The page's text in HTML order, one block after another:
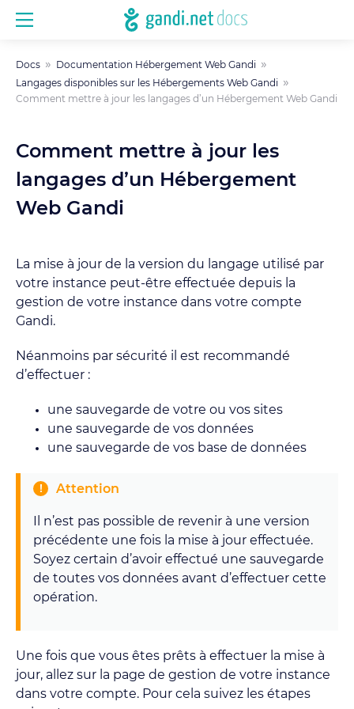
Docs
Documentation Hébergement Web Gandi
Langages disponibles sur les Hébergements Web Gandi
Comment mettre à jour les langages d’un Hébergement Web Gandi
Comment mettre à jour les
langages d’un Hébergement
Web Gandi
La mise à jour de la version du langage utilisé par
votre instance peut-être effectuée depuis la
gestion de votre instance dans votre compte
Gandi.
Néanmoins par sécurité il est recommandé
d’effectuer :
une sauvegarde de votre ou vos sites
une sauvegarde de vos données
une sauvegarde de vos base de données
Attention
Il n’est pas possible de revenir à une version
précédente une fois la mise à jour effectuée.
Soyez certain d’avoir effectué une sauvegarde
de toutes vos données avant d’effectuer cette
opération.
Une fois que vous êtes prêts à effectuer la mise à
jour, allez sur la page de gestion de votre instance
dans votre compte. Pour cela suivez les étapes